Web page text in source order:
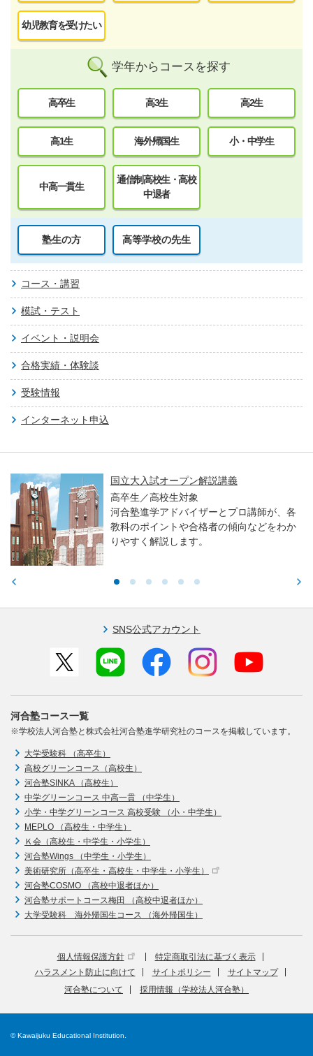
幼児教育を受けたい
学年からコースを探す
高卒生 高3生 高2生
高1生 海外帰国生 小・中学生
中高一貫生
通信制高校生・高校
中退者
塾生の方 高等学校の先生
コース・講習
模試・テスト
イベント・説明会
合格実績・体験談
受験情報
インターネット申込
国立大入試オープン解説講義
高卒生／高校生対象
河合塾進学アドバイザーとプロ講師が、各
教科のポイントや合格者の傾向などをわか
りやすく解説します。
SNS公式アカウント
河合塾コース一覧
※学校法人河合塾と株式会社河合塾進学研究社のコースを掲載しています。
大学受験科 （高卒生）
高校グリーンコース（高校生）
河合塾SINKA （高校生）
中学グリーンコース 中高一貫 （中学生）
小学・中学グリーンコース 高校受験 （小・中学生）
MEPLO （高校生・中学生）
Ｋ会（高校生・中学生・小学生）
河合塾Wings （中学生・小学生）
美術研究所（高卒生・高校生・中学生・小学生）
河合塾COSMO （高校中退者ほか）
河合塾サポートコース梅田 （高校中退者ほか）
大学受験科 海外帰国生コース （海外帰国生）
個人情報保護方針
特定商取引法に基づく表示
ハラスメント防止に向けて
サイトポリシー
サイトマップ
河合塾について
採用情報（学校法人河合塾）
© Kawaijuku Educational Institution.